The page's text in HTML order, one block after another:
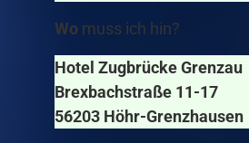
Wo muss ich hin?
Hotel Zugbrücke Grenzau
Brexbachstraße 11-17
56203 Höhr-Grenzhausen